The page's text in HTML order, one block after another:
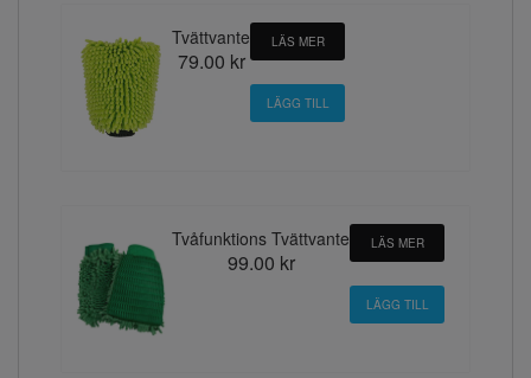
Tvättvante
79.00 kr
LÄS MER
Tvåfunktions Tvättvante
99.00 kr
LÄS MER